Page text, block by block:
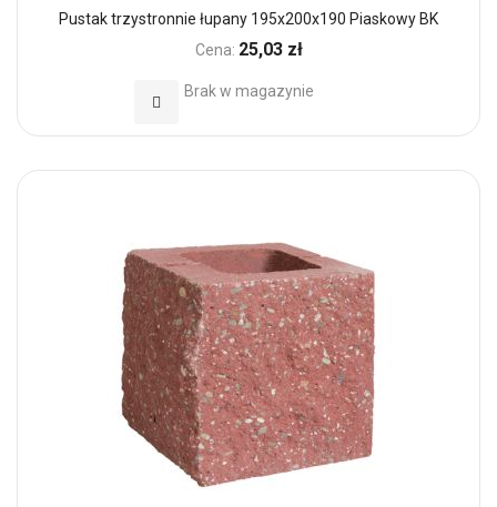
Pustak trzystronnie łupany 195x200x190 Piaskowy BK
Cena: 25,03 zł
Brak w magazynie
Dodaj do Ulubionych